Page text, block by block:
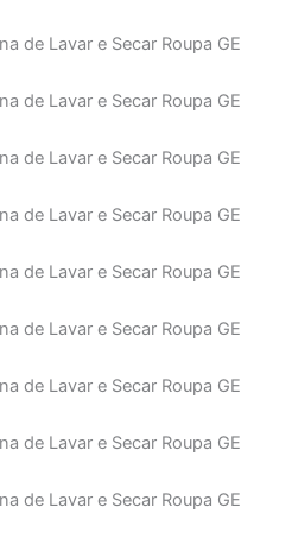
de Lavar e Secar Roupa GE
de Lavar e Secar Roupa GE
de Lavar e Secar Roupa GE
de Lavar e Secar Roupa GE
de Lavar e Secar Roupa GE
de Lavar e Secar Roupa GE
de Lavar e Secar Roupa GE
de Lavar e Secar Roupa GE
de Lavar e Secar Roupa GE